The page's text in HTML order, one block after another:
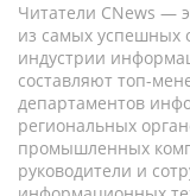
Читатели CNews —
из самых успешных
индустрии
составляют топ-
департаментов
региональных
промышленных
руководители и